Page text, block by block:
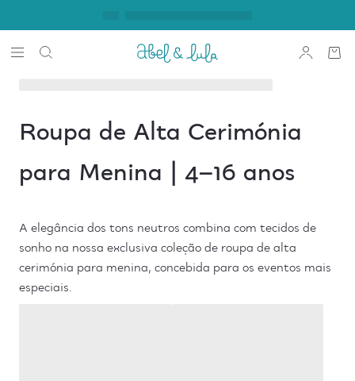
Roupa de Alta Cerimónia
para Menina | 4–16 anos
A elegância dos tons neutros combina com tecidos de
sonho na nossa exclusiva coleção de roupa de alta
cerimónia para menina, concebida para os eventos mais
especiais.